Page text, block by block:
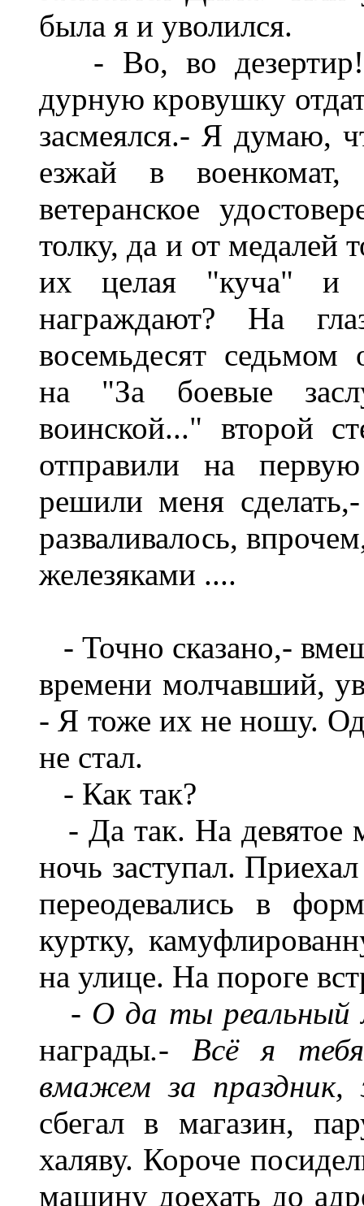
была я и уволился.
- Во, во дезертир!
дурную кровушку
засмеялся.- Я думаю,
езжай в
ветеранское
толку, да и от медалей
их целая "куча"
награждают? На
восемьдесят седьмом
на "За боевые
воинской..." второй
отправили на
решили меня
разваливалось,
железяками ....
- Точно сказано,-
времени молчавший,
- Я тоже их не ношу.
не стал.
- Как так?
- Да так. На девятое
ночь заступал.
переодевались в
куртку,
на улице. На пороге
- О да ты реальный
награды.- Всё я
вмажем за праздник,
сбегал в магазин,
халяву. Короче
машину доехать до